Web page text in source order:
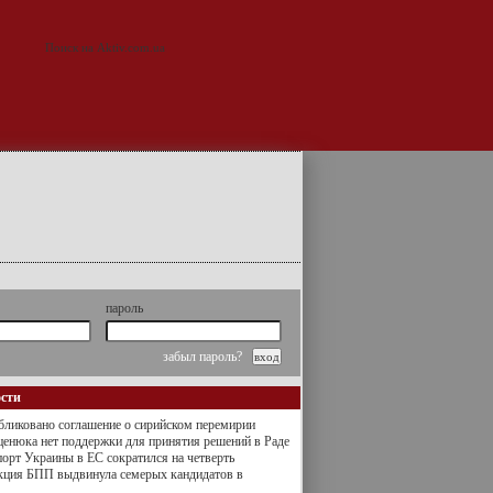
пароль
забыл пароль?
соглашение о сирийском перемирии
нет поддержки для принятия решений в Раде
Украины в ЕС сократился на четверть
БПП выдвинула семерых кандидатов в